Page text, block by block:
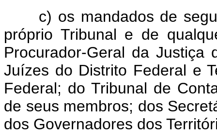
c) os mandados de
próprio Tribunal e de
Procurador-Geral da Justiça
Juízes do Distrito Federal e
Federal; do Tribunal de
de seus membros; dos
dos Governadores dos